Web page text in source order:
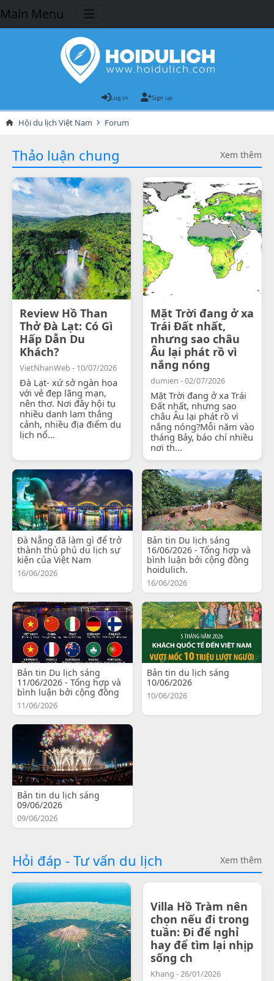
Main Menu
Log in Sign up
Hội du lịch Việt Nam Forum
Thảo luận chung Xem thêm
Review Hồ Than
Thở Đà Lạt: Có Gì
Hấp Dẫn Du
Khách?
VietNhanWeb - 10/07/2026
Đà Lạt- xứ sở ngàn hoa
với vẻ đẹp lãng mạn,
nên thơ. Nơi đây hội tụ
nhiều danh lam thắng
cảnh, nhiều địa điểm du
lịch nổ...
Mặt Trời đang ở xa
Trái Đất nhất,
nhưng sao châu
Âu lại phát rồ vì
nắng nóng
dumien - 02/07/2026
Mặt Trời đang ở xa Trái
Đất nhất, nhưng sao
châu Âu lại phát rồ vì
nắng nóng?Mỗi năm vào
tháng Bảy, báo chí nhiều
nơi th...
Đà Nẵng đã làm gì để trở
thành thủ phủ du lịch sự
kiện của Việt Nam
16/06/2026
Bản tin Du lịch sáng
16/06/2026 - Tổng hợp và
bình luận bởi cộng đồng
hoidulich.
16/06/2026
Bản tin Du lịch sáng
11/06/2026 - Tổng hợp và
bình luận bởi cộng đồng
11/06/2026
Bản tin du lịch sáng
10/06/2026
10/06/2026
Bản tin du lịch sáng
09/06/2026
09/06/2026
Hỏi đáp - Tư vấn du lịch Xem thêm
Villa Hồ Tràm nên
chọn nếu đi trong
tuần: Đi để nghỉ
hay để tìm lại nhịp
sống ch
Khang - 26/01/2026